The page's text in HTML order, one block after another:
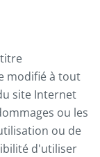
modifié à tout
site Internet
ou les
ou de
d'utiliser